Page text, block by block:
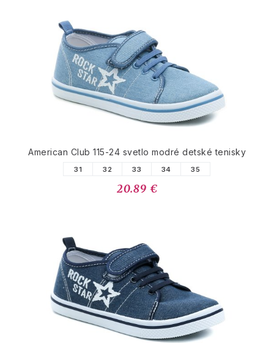
American Club 115-24 svetlo modré detské tenisky
31 32 33 34 35
20.89 €